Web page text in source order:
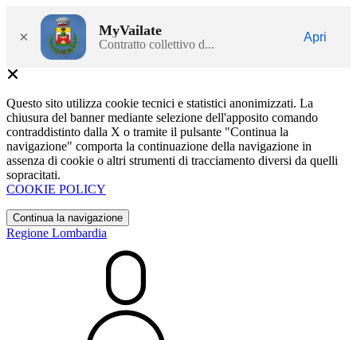
× MyVailate
Contratto collettivo d...
Apri
Questo sito utilizza cookie tecnici e statistici anonimizzati. La
chiusura del banner mediante selezione dell'apposito comando
contraddistinto dalla X o tramite il pulsante "Continua la
navigazione" comporta la continuazione della navigazione in
assenza di cookie o altri strumenti di tracciamento diversi da quelli
sopracitati.
COOKIE POLICY
Continua la navigazione
Regione Lombardia